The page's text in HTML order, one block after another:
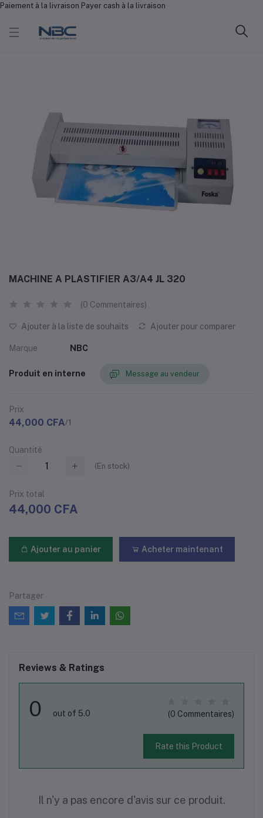
Paiement à la livraison Payer cash à la livraison
MACHINE A PLASTIFIER A3/A4 JL 320
(0 Commentaires)
Ajouter à la liste de souhaits Ajouter pour comparer
Marque NBC
Produit en interne Message au vendeur
Prix
44,000 CFA/1
Quantité
( En stock)
Prix ​​total
44,000 CFA
Ajouter au panier Acheter maintenant
Partager
Reviews & Ratings
0 out of 5.0 (0 Commentaires)
Rate this Product
Il n'y a pas encore d'avis sur ce produit.